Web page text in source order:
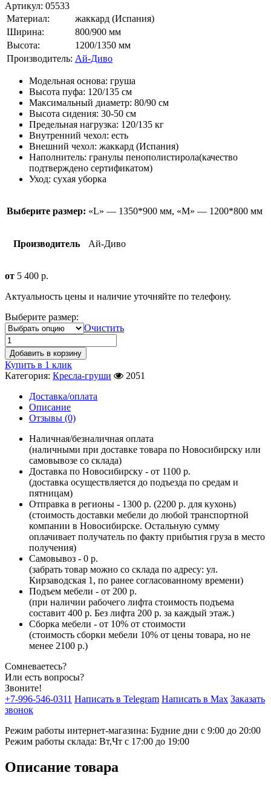
Артикул: 05533
Материал:
жаккард (Испания)
Ширина:
800/900 мм
Высота:
1200/1350 мм
Производитель: Ай-Диво
Модельная основа: груша
Высота пуфа: 120/135 см
Максимальный диаметр: 80/90 см
Высота сидения: 30-50 см
Предельная нагрузка: 120/135 кг
Внутренний чехол: есть
Внешний чехол: жаккард (Испания)
Наполнитель: гранулы пенополистирола(качество
подтверждено сертификатом)
Уход: сухая уборка
Выберите размер: «L» — 1350*900 мм, «М» — 1200*800 мм
Производитель Ай-Диво
от 5 400 р.
Актуальность цены и наличие уточняйте по телефону.
Выберите размер:
Очистить
Добавить в корзину
Купить в 1 клик
Категория: Кресла-груши
2051
Доставка/оплата
Описание
Отзывы (0)
Наличная/безналичная оплата
(наличными при доставке товара по Новосибирску или
самовывозе со склада)
Доставка по Новосибирску - от 1100 р.
(доставка осуществляется до подъезда по средам и
пятницам)
Отправка в регионы - 1300 р. (2200 р. для кухонь)
(стоимость доставки мебели до любой транспортной
компании в Новосибирске. Остальную сумму
оплачивает получатель по факту прибытия груза в место
получения)
Самовывоз - 0 р.
(забрать товар можно со склада по адресу: ул.
Кирзаводская 1, по ранее согласованному времени)
Подъем мебели - от 200 р.
(при наличии рабочего лифта стоимость подъема
составит 400 р. Без лифта 200 р. за каждый этаж.)
Сборка мебели - от 10% от стоимости
(стоимость сборки мебели 10% от цены товара, но не
менее 2100 р.)
Сомневаетесь?
Или есть вопросы?
Звоните!
+7-996-546-0311 Написать в Telegram Написать в Max Заказать
звонок
Режим работы интернет-магазина: Будние дни с 9:00 до 20:00
Режим работы склада: Вт,Чт с 17:00 до 19:00
Описание товара